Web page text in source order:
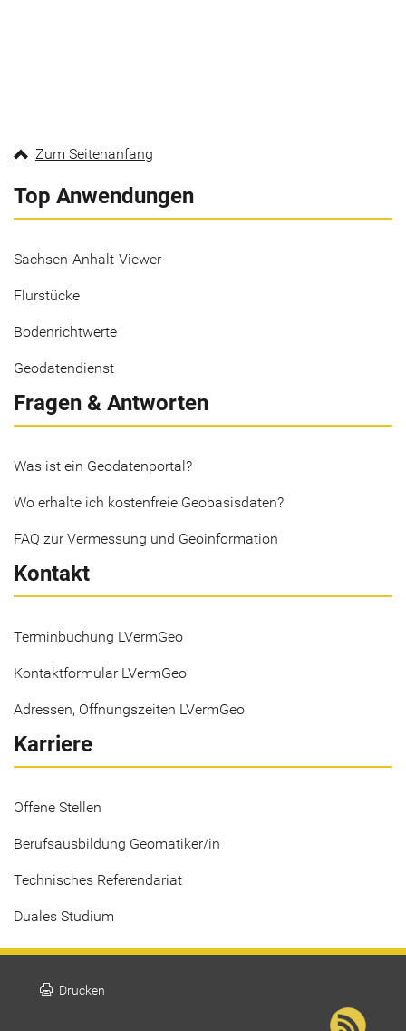
Zum Seitenanfang
Top Anwendungen
Sachsen-Anhalt-Viewer
Flurstücke
Bodenrichtwerte
Geodatendienst
Fragen & Antworten
Was ist ein Geodatenportal?
Wo erhalte ich kostenfreie Geobasisdaten?
FAQ zur Vermessung und Geoinformation
Kontakt
Terminbuchung LVermGeo
Kontaktformular LVermGeo
Adressen, Öffnungszeiten LVermGeo
Karriere
Offene Stellen
Berufsausbildung Geomatiker/in
Technisches Referendariat
Duales Studium
print Drucken